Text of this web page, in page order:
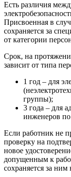
Есть различия
Присвоенная в
сохраняется за
от категории
Срок, на
зависит от типа
1 год – для
группы);
3 года – для
инженеров по
Если работник не
проверку на
новое
допущенным к
сохраняется за